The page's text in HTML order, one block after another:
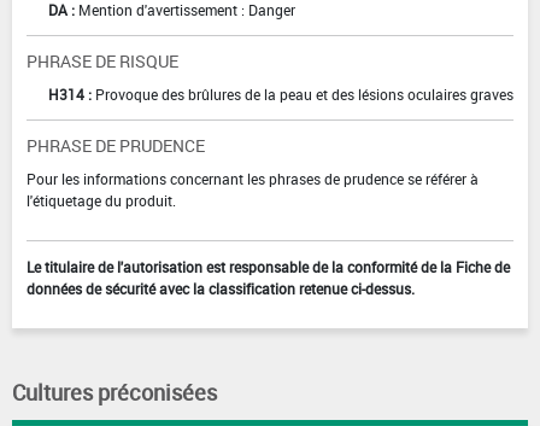
DA : Mention d'avertissement : Danger
PHRASE DE RISQUE
H314 : Provoque des brûlures de la peau et des lésions oculaires graves
PHRASE DE PRUDENCE
Pour les informations concernant les phrases de prudence se référer à
l'étiquetage du produit.
Le titulaire de l'autorisation est responsable de la conformité de la Fiche de
données de sécurité avec la classification retenue ci-dessus.
Cultures préconisées